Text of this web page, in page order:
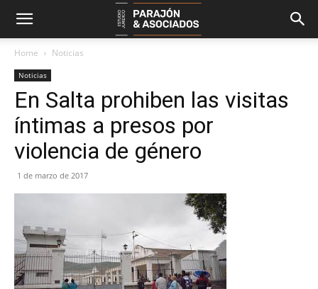
Home Noticias
Noticias
En Salta prohiben las visitas
íntimas a presos por
violencia de género
1 de marzo de 2017